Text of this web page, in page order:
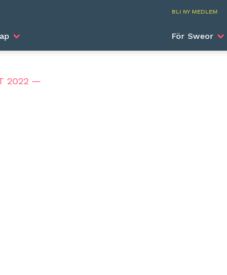
BLI NY MEDLEM
För Sweor
2022 —